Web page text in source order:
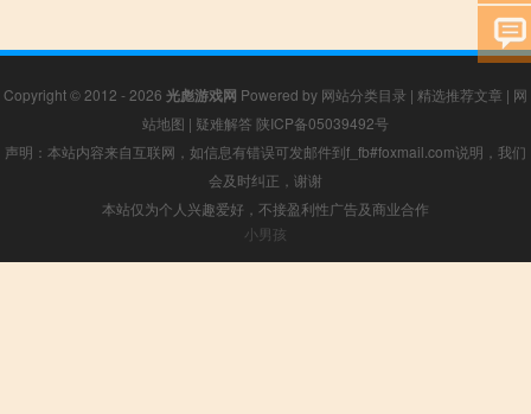
Copyright © 2012 - 2026 光彪游戏网 Powered by 网站分类目录 | 精选推荐文章 | 网
站地图 | 疑难解答 陕ICP备05039492号
声明：本站内容来自互联网，如信息有错误可发邮件到f_fb#foxmail.com说明，我们
会及时纠正，谢谢
本站仅为个人兴趣爱好，不接盈利性广告及商业合作
小男孩